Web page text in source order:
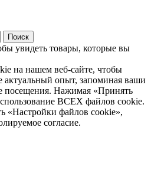
Поиск
увидеть товары, которые вы
на нашем веб-сайте, чтобы
актуальный опыт, запоминая ваши
посещения. Нажимая «Принять
ВСЕХ файлов cookie.
«Настройки файлов cookie»,
согласие.